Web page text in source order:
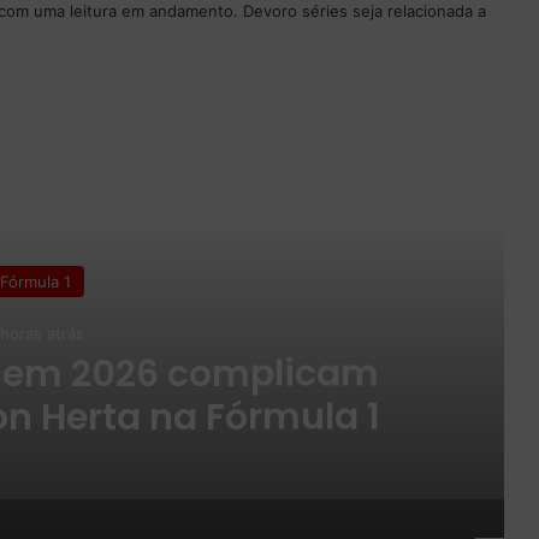
uma leitura em andamento. Devoro séries seja relacionada a
Fórmula 1
alta e vê potencial